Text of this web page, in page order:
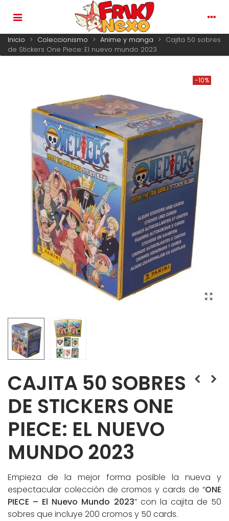
Inicio > Coleccionismo > Anime y manga > Cajita 50 sobres
de Stickers One Piece: El nuevo mundo 2023
-10%
CAJITA 50 SOBRES
DE STICKERS ONE
PIECE: EL NUEVO
MUNDO 2023
Empieza de la mejor forma posible la nueva y
espectacular colección de cromos y cards de “ONE
PIECE – El Nuevo Mundo 2023” con la cajita de 50
sobres que incluye 200 cromos y 50 cards.